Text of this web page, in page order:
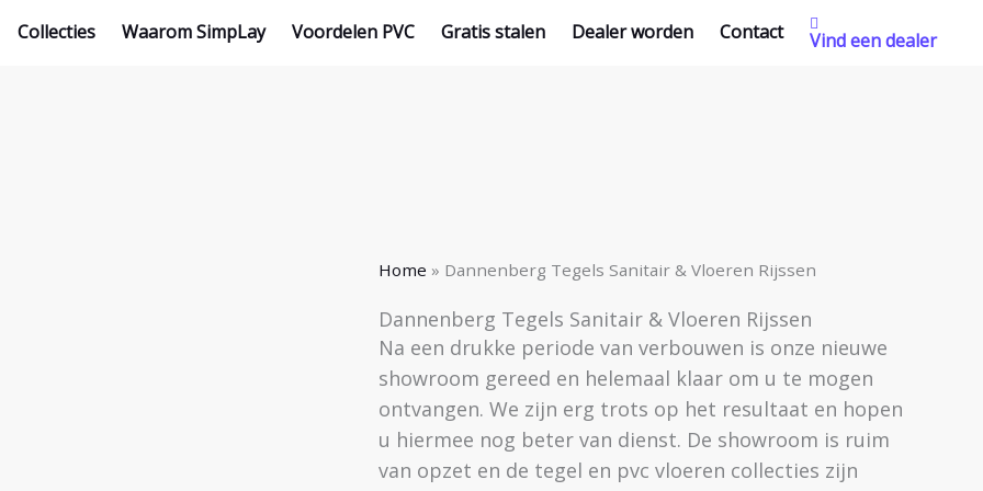
Collecties Waarom SimpLay Voordelen PVC Gratis stalen Dealer worden Contact Vind een dealer
Home » Dannenberg Tegels Sanitair & Vloeren Rijssen
Dannenberg Tegels Sanitair & Vloeren Rijssen
Na een drukke periode van verbouwen is onze nieuwe
showroom gereed en helemaal klaar om u te mogen
ontvangen. We zijn erg trots op het resultaat en hopen
u hiermee nog beter van dienst. De showroom is ruim
van opzet en de tegel en pvc vloeren collecties zijn